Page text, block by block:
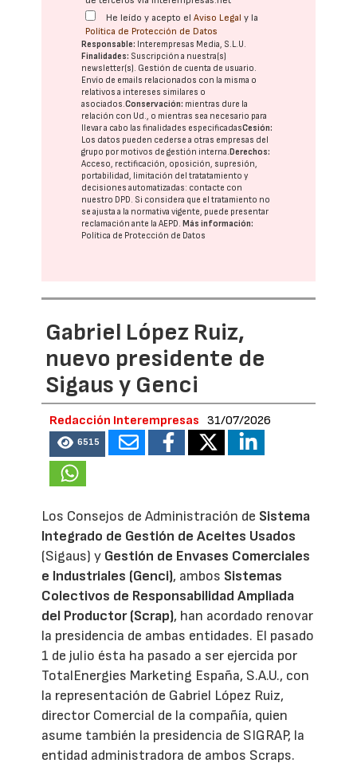
He leído y acepto elAviso Legal y la
Política de Protección de Datos
Responsable: Interempresas Media, S.L.U.
Finalidades: Suscripción a nuestra(s)
newsletter(s). Gestión de cuenta de usuario.
Envío de emails relacionados con la misma o
relativos a intereses similares o
asociados.Conservación: mientras dure la
relación con Ud., o mientras sea necesario para
llevar a cabo las finalidades especificadasCesión:
Los datos pueden cederse a otras empresas del
grupo por motivos de gestión interna. Derechos:
Acceso, rectificación, oposición, supresión,
portabilidad, limitación del tratatamiento y
decisiones automatizadas: contacte con
nuestro DPD. Si considera que el tratamiento no
se ajusta a la normativa vigente, puede presentar
reclamación ante laAEPD. Más información:
Política de Protección de Datos
Gabriel López Ruiz,
nuevo presidente de
Sigaus y Genci
Redacción Interempresas 31/07/2026
6515
Los Consejos de Administración de Sistema
Integrado de Gestión de Aceites Usados
(Sigaus) y Gestión de Envases Comerciales
e Industriales (Genci), ambos Sistemas
Colectivos de Responsabilidad Ampliada
del Productor (Scrap), han acordado renovar
la presidencia de ambas entidades. El pasado
1 de julio ésta ha pasado a ser ejercida por
TotalEnergies Marketing España, S.A.U., con
la representación de Gabriel López Ruiz,
director Comercial de la compañía, quien
asume también la presidencia de SIGRAP, la
entidad administradora de ambos Scraps.